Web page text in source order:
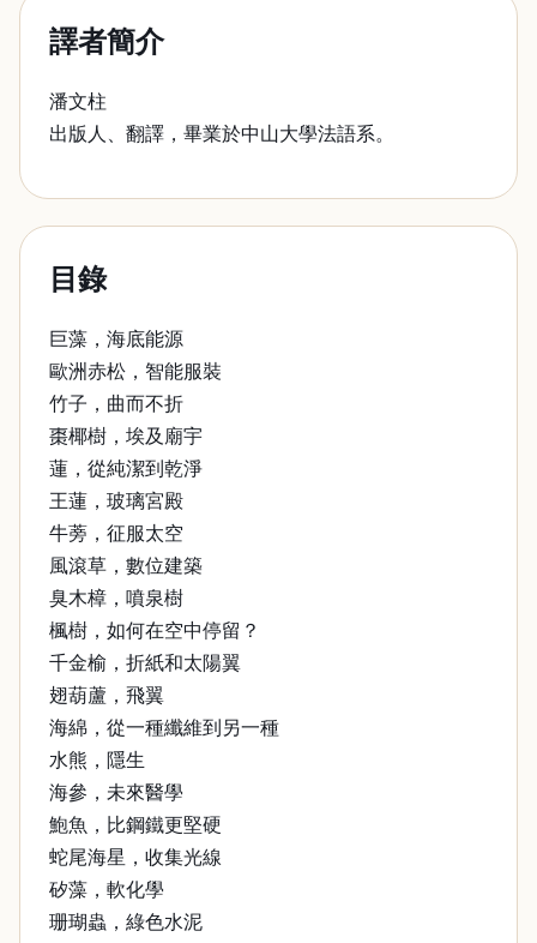
譯者簡介
潘文柱
出版人、翻譯，畢業於中山大學法語系。
目錄
巨藻，海底能源
歐洲赤松，智能服裝
竹子，曲而不折
棗椰樹，埃及廟宇
蓮，從純潔到乾淨
王蓮，玻璃宮殿
牛蒡，征服太空
風滾草，數位建築
臭木樟，噴泉樹
楓樹，如何在空中停留？
千金榆，折紙和太陽翼
翅葫蘆，飛翼
海綿，從一種纖維到另一種
水熊，隱生
海參，未來醫學
鮑魚，比鋼鐵更堅硬
蛇尾海星，收集光線
矽藻，軟化學
珊瑚蟲，綠色水泥